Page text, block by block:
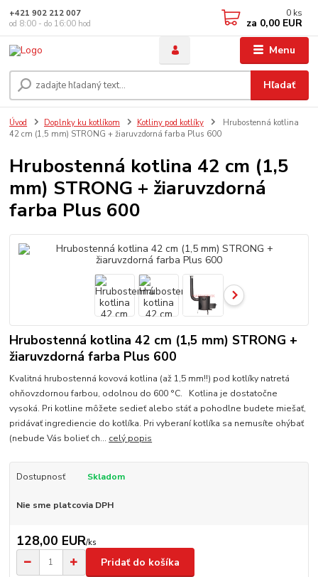
Menu
Hľadať
+421 902 212 007
od 8:00 - do 16:00 hod
0 ks
za 0,00 EUR
Úvod Doplnky ku kotlíkom Kotliny pod kotlíky
Hrubostenná kotlina
42 cm (1,5 mm) STRONG + žiaruvzdorná farba Plus 600
Hrubostenná kotlina 42 cm (1,5
mm) STRONG + žiaruvzdorná
farba Plus 600
Hrubostenná kotlina 42 cm (1,5 mm) STRONG +
žiaruvzdorná farba Plus 600
Kvalitná hrubostenná kovová kotlina (až 1,5 mm!!) pod kotlíky natretá
ohňovzdornou farbou, odolnou do 600 °C. Kotlina je dostatočne
vysoká. Pri kotline môžete sedieť alebo stáť a pohodlne budete miešať,
pridávať ingrediencie do kotlíka. Pri vyberaní kotlíka sa nemusíte ohýbať
(nebude Vás bolieť ch... celý popis
Dostupnosť Skladom
Nie sme platcovia DPH
128,00 EUR/ks
Pridať do košíka